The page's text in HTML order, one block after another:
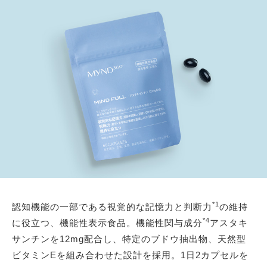
認知機能の一部である視覚的な記憶力と判断力 *1 の維持
に役立つ、機能性表示食品。機能性関与成分*4アスタキ
サンチンを12mg配合し、特定のブドウ抽出物、天然型
ビタミンEを組み合わせた設計を採用。1日2カプセルを